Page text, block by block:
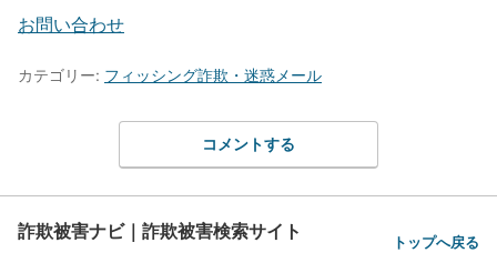
お問い合わせ
カテゴリー: フィッシング詐欺・迷惑メール
コメントする
詐欺被害ナビ｜詐欺被害検索サイト トップへ戻る